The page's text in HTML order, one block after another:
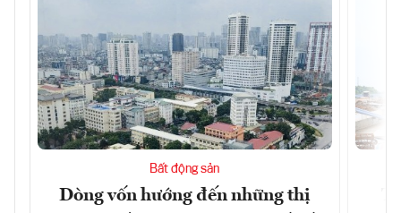
Bất động sản
Dòng vốn hướng đến những thị